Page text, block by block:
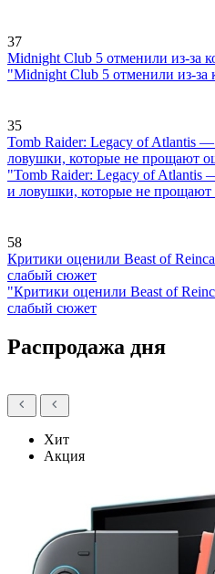
37
Midnight Club 5 отменили из-за
"Midnight Club 5 отменили из-за
35
Tomb Raider: Legacy of Atlantis —
ловушки, которые не прощают
"Tomb Raider: Legacy of Atlantis
и ловушки, которые не
58
Критики оценили Beast of
слабый сюжет
"Критики оценили Beast of
слабый сюжет
Распродажа дня
Хит
Акция